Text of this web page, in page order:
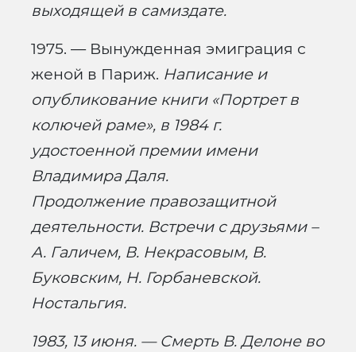
выходящей в самиздате.
1975. — Вынужденная эмиграция с
женой в Париж. Написание и
опубликование книги «Портрет в
колючей раме», в 1984 г.
удостоенной премии имени
Владимира Даля.
Продолжение правозащитной
деятельности. Встречи с друзьями –
А. Галичем, В. Некрасовым, В.
Буковским, Н. Горбаневской.
Ностальгия.
1983, 13 июня. — Смерть В. Делоне во